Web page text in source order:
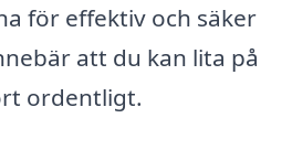
för effektiv och säker
att du kan lita på
ordentligt.